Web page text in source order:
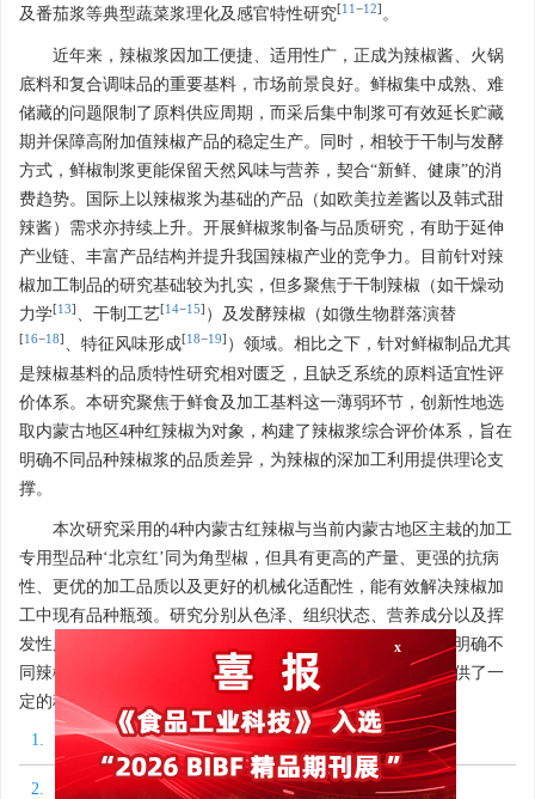
及番茄浆等典型蔬菜浆理化及感官特性研究[11 −12] 。
近年来，辣椒浆因加工便捷、适用性广，正成为辣椒酱、火锅
底料和复合调味品的重要基料，市场前景良好。鲜椒集中成熟、难
储藏的问题限制了原料供应周期，而采后集中制浆可有效延长贮藏
期并保障高附加值辣椒产品的稳定生产。同时，相较于干制与发酵
方式，鲜椒制浆更能保留天然风味与营养，契合“新鲜、健康”的消
费趋势。国际上以辣椒浆为基础的产品（如欧美拉差酱以及韩式甜
辣酱）需求亦持续上升。开展鲜椒浆制备与品质研究，有助于延伸
产业链、丰富产品结构并提升我国辣椒产业的竞争力。目前针对辣
椒加工制品的研究基础较为扎实，但多聚焦于干制辣椒（如干燥动
力学[13] 、干制工艺[14−15] ）及发酵辣椒（如微生物群落演替
[16−18] 、特征风味形成[18−19] ）领域。相比之下，针对鲜椒制品尤其
是辣椒基料的品质特性研究相对匮乏，且缺乏系统的原料适宜性评
价体系。本研究聚焦于鲜食及加工基料这一薄弱环节，创新性地选
取内蒙古地区4种红辣椒为对象，构建了辣椒浆综合评价体系，旨在
明确不同品种辣椒浆的品质差异，为辣椒的深加工利用提供理论支
撑。
本次研究采用的4种内蒙古红辣椒与当前内蒙古地区主栽的加工
专用型品种‘北京红’同为角型椒，但具有更高的产量、更强的抗病
性、更优的加工品质以及更好的机械化适配性，能有效解决辣椒加
工中现有品种瓶颈。研究分别从色泽、组织状态、营养成分以及挥
发性风味物质四个维度探究了不同品种辣椒浆的品质，旨在明确不
同辣椒浆的加工适宜性，为辣椒浆的品种选择、工艺优化提供了一
定的科学理论指导。
1. 材料与方法
2. 结果与分析
x